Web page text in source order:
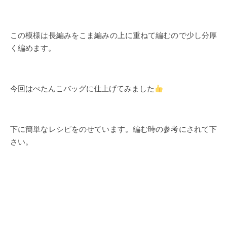
この模様は長編みをこま編みの上に重ねて編むので少し分厚
く編めます。
今回はぺたんこバッグに仕上げてみました
下に簡単なレシピをのせています。編む時の参考にされて下
さい。